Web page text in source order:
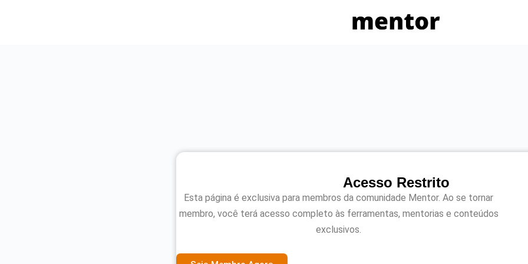
Acesso Restrito
Esta página é exclusiva para membros da comunidade Mentor. Ao se tornar
membro, você terá acesso completo às ferramentas, mentorias e conteúdos
exclusivos.